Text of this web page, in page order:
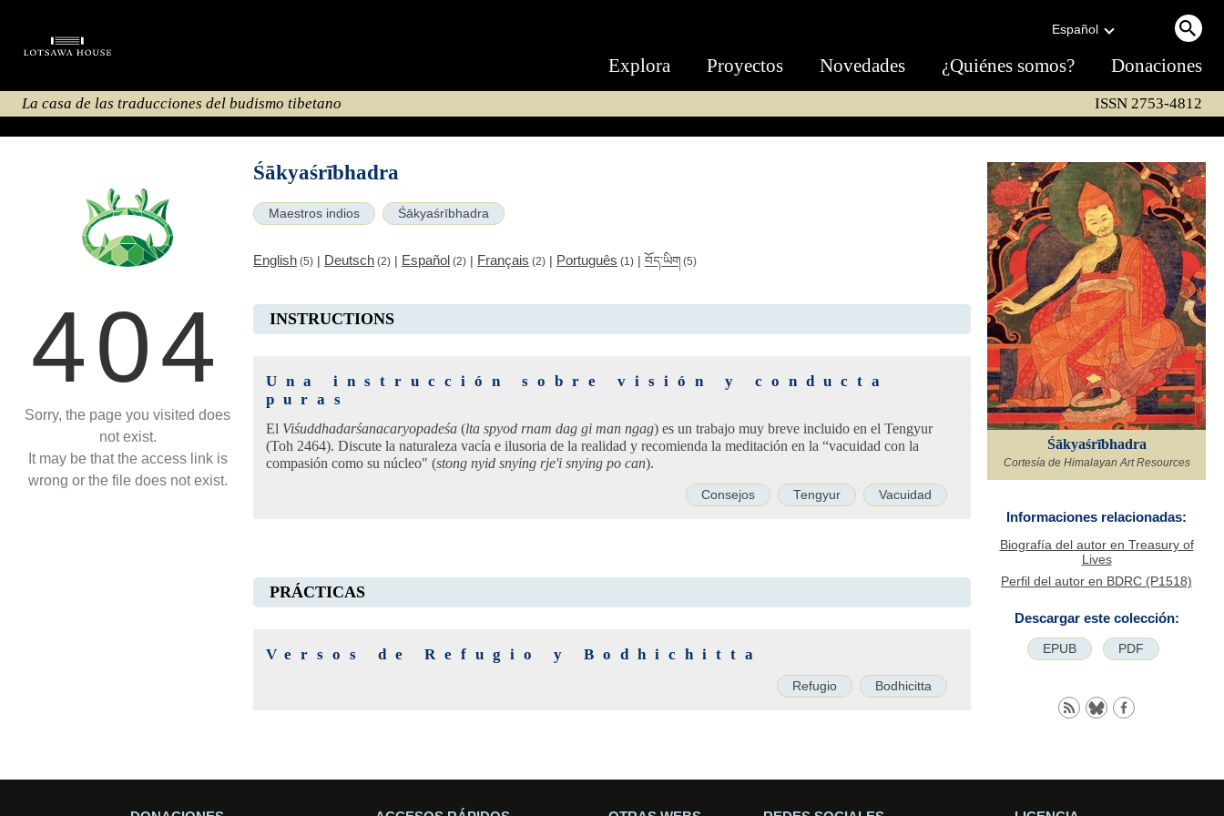
Español
Explora Proyectos Novedades ¿Quiénes somos? Donaciones
La casa de las traducciones del budismo tibetano ISSN 2753-4812
404
Sorry, the page you visited does
not exist.
It may be that the access link is
wrong or the file does not exist.
Śākyaśrībhadra
Maestros indios Śākyaśrībhadra
English (5) | Deutsch (2) | Español (2) | Français (2) | Português (1) | བོད་ཡིག (5)
INSTRUCTIONS
Una instrucción sobre visión y conducta
puras
El Viśuddhadarśanacaryopadeśa (lta spyod rnam dag gi man ngag) es un trabajo muy breve incluido en el Tengyur
(Toh 2464). Discute la naturaleza vacía e ilusoria de la realidad y recomienda la meditación en la “vacuidad con la
compasión como su núcleo" (stong nyid snying rje'i snying po can).
Consejos Tengyur Vacuidad
PRÁCTICAS
Versos de Refugio y Bodhichitta
Refugio Bodhicitta
Śākyaśrībhadra
Cortesía de Himalayan Art Resources
Informaciones relacionadas:
Biografía del autor en Treasury of
Lives
Perfil del autor en BDRC (P1518)
Descargar este colección:
EPUB PDF